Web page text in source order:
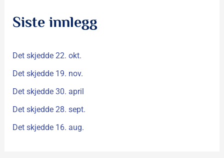
t
e
r
:
Siste innlegg
Det skjedde 22. okt.
Det skjedde 19. nov.
Det skjedde 30. april
Det skjedde 28. sept.
Det skjedde 16. aug.